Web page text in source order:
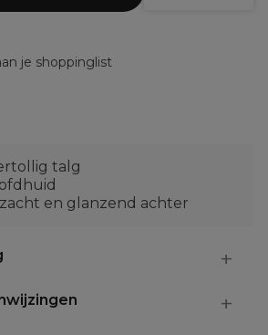
je shoppinglist
talg
en glanzend achter